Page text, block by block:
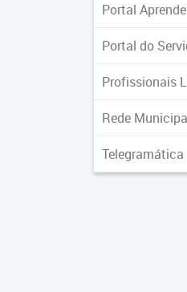
Portal
Portal do
Profissionais
Rede
Telegramática